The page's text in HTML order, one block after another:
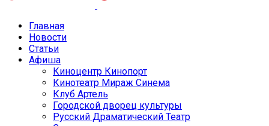
Главная
Новости
Статьи
Афиша
Киноцентр Кинопорт
Кинотеатр Мираж Синема
Клуб Артель
Городской дворец культуры
Русский Драматический Театр